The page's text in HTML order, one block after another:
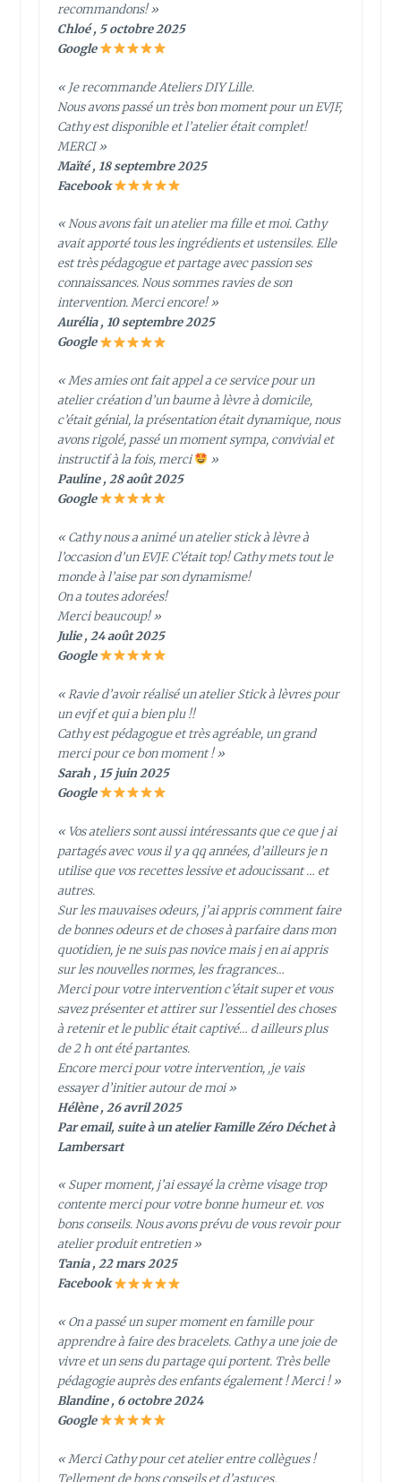
recommandons! »
Chloé , 5 octobre 2025
Google
« Je recommande Ateliers DIY Lille.
Nous avons passé un très bon moment pour un EVJF,
Cathy est disponible et l’atelier était complet!
MERCI »
Maïté , 18 septembre 2025
Facebook
« Nous avons fait un atelier ma fille et moi. Cathy
avait apporté tous les ingrédients et ustensiles. Elle
est très pédagogue et partage avec passion ses
connaissances. Nous sommes ravies de son
intervention. Merci encore! »
Aurélia , 10 septembre 2025
Google
« Mes amies ont fait appel a ce service pour un
atelier création d’un baume à lèvre à domicile,
c’était génial, la présentation était dynamique, nous
avons rigolé, passé un moment sympa, convivial et
instructif à la fois, merci
»
Pauline , 28 août 2025
Google
« Cathy nous a animé un atelier stick à lèvre à
l’occasion d’un EVJF. C’était top! Cathy mets tout le
monde à l’aise par son dynamisme!
On a toutes adorées!
Merci beaucoup! »
Julie , 24 août 2025
Google
« Ravie d’avoir réalisé un atelier Stick à lèvres pour
un evjf et qui a bien plu !!
Cathy est pédagogue et très agréable, un grand
merci pour ce bon moment ! »
Sarah , 15 juin 2025
Google
« Vos ateliers sont aussi intéressants que ce que j ai
partagés avec vous il y a qq années, d’ailleurs je n
utilise que vos recettes lessive et adoucissant … et
autres.
Sur les mauvaises odeurs, j’ai appris comment faire
de bonnes odeurs et de choses à parfaire dans mon
quotidien, je ne suis pas novice mais j en ai appris
sur les nouvelles normes, les fragrances…
Merci pour votre intervention c’était super et vous
savez présenter et attirer sur l’essentiel des choses
à retenir et le public était captivé… d ailleurs plus
de 2 h ont été partantes.
Encore merci pour votre intervention, ,je vais
essayer d’initier autour de moi »
Hélène , 26 avril 2025
Par email, suite à un atelier Famille Zéro Déchet à
Lambersart
« Super moment, j’ai essayé la crème visage trop
contente merci pour votre bonne humeur et. vos
bons conseils. Nous avons prévu de vous revoir pour
atelier produit entretien »
Tania , 22 mars 2025
Facebook
« On a passé un super moment en famille pour
apprendre à faire des bracelets. Cathy a une joie de
vivre et un sens du partage qui portent. Très belle
pédagogie auprès des enfants également ! Merci ! »
Blandine , 6 octobre 2024
Google
« Merci Cathy pour cet atelier entre collègues !
Tellement de bons conseils et d’astuces.